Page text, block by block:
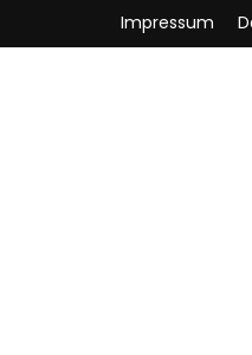
Impressum